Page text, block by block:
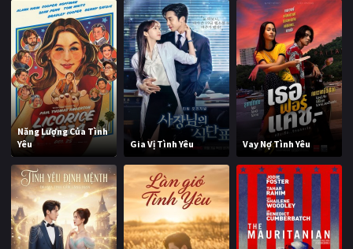
Năng Lượng Của Tình
Yêu
Gia Vị Tình Yêu Vay Nợ Tình Yêu